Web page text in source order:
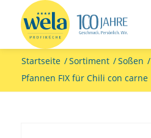
Startseite /Sortiment /Soßen /
Pfannen FIX für Chili con carne